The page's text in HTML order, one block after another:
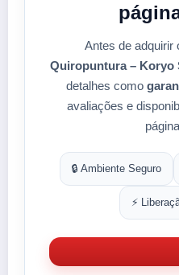
Antes de adquirir
Quiropuntura – Koryo
detalhes como
avaliações e
🔒 Ambiente Seguro
⚡